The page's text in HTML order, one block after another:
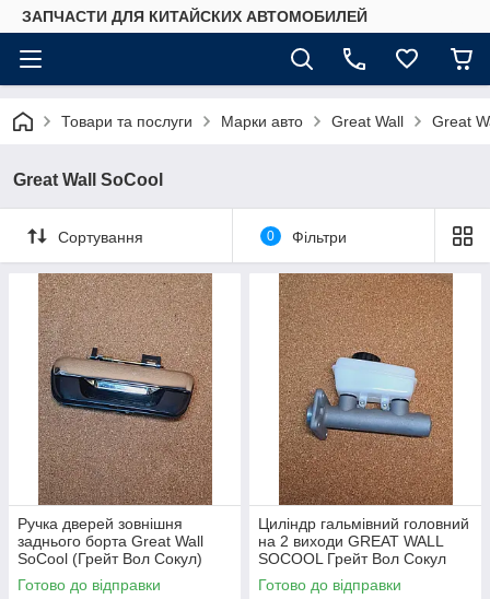
ЗАПЧАСТИ ДЛЯ КИТАЙСКИХ АВТОМОБИЛЕЙ
Товари та послуги Марки авто Great Wall Great
Great Wall SoCool
Сортування 0 Фільтри
Ручка дверей зовнішня
заднього борта Great Wall
SoCool (Грейт Вол Сокул)
Готово до відправки
Циліндр гальмівний головний
на 2 виходи GREAT WALL
SOCOOL Грейт Вол Сокул
Готово до відправки